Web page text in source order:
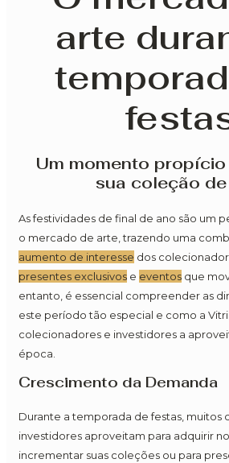
arte
Um momento
sua coleção
As festividades de final de ano são um
o mercado de arte, trazendo uma
aumento de interesse dos
presentes exclusivos e eventos que
entanto, é essencial compreender as
este período tão especial e como a
colecionadores e investidores a
época.
Crescimento da Demanda
Durante a temporada de festas, muitos
investidores aproveitam para adquirir
incrementar suas coleções ou para